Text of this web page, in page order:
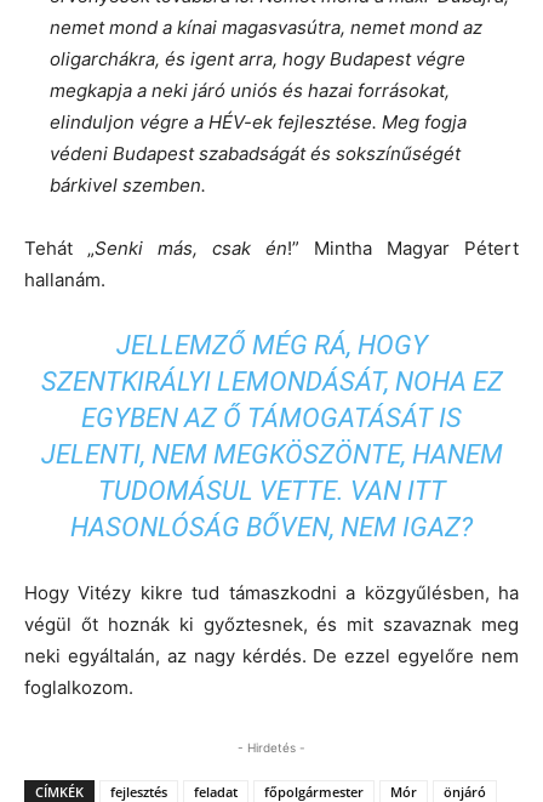
nemet mond a kínai magasvasútra, nemet mond az
oligarchákra, és igent arra, hogy Budapest végre
megkapja a neki járó uniós és hazai forrásokat,
elinduljon végre a HÉV-ek fejlesztése. Meg fogja
védeni Budapest szabadságát és sokszínűségét
bárkivel szemben.
Tehát „Senki más, csak én!” Mintha Magyar Pétert
hallanám.
JELLEMZŐ MÉG RÁ, HOGY
SZENTKIRÁLYI LEMONDÁSÁT, NOHA EZ
EGYBEN AZ Ő TÁMOGATÁSÁT IS
JELENTI, NEM MEGKÖSZÖNTE, HANEM
TUDOMÁSUL VETTE. VAN ITT
HASONLÓSÁG BŐVEN, NEM IGAZ?
Hogy Vitézy kikre tud támaszkodni a közgyűlésben, ha
végül őt hoznák ki győztesnek, és mit szavaznak meg
neki egyáltalán, az nagy kérdés. De ezzel egyelőre nem
foglalkozom.
- Hirdetés -
CÍMKÉK fejlesztés feladat főpolgármester Mór
önjáró